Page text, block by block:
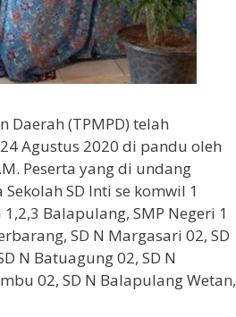
(TPMPD) telah
Agustus 2020 di pandu oleh
Peserta yang di undang
SD Inti se komwil 1
Balapulang, SMP Negeri 1
SD N Margasari 02, SD
N Batuagung 02, SD N
02, SD N Balapulang Wetan,